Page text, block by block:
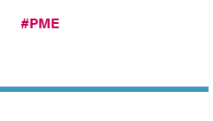
#PME